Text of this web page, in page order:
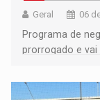
Geral 06
Programa de
prorrogado e